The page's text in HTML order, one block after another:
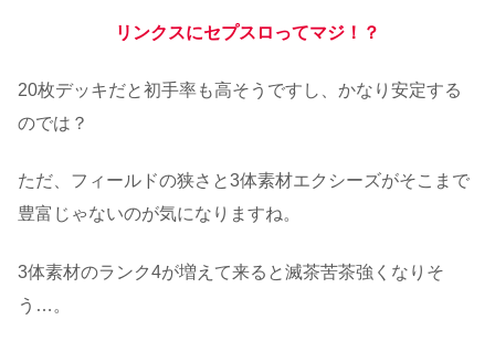
リンクスにセプスロってマジ！？
20枚デッキだと初手率も高そうですし、かなり安定する
のでは？
ただ、フィールドの狭さと3体素材エクシーズがそこまで
豊富じゃないのが気になりますね。
3体素材のランク4が増えて来ると滅茶苦茶強くなりそ
う…。